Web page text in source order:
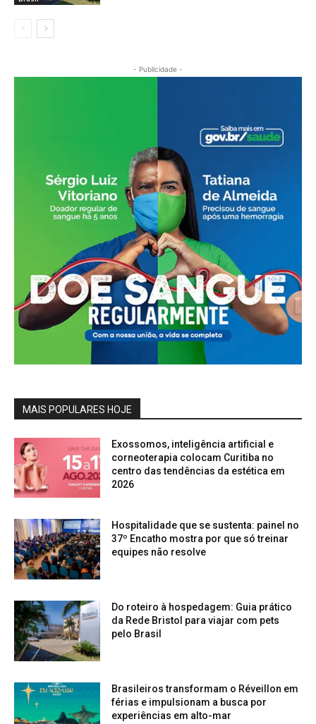
- Publicidade -
MAIS POPULARES HOJE
Exossomos, inteligência artificial e
corneoterapia colocam Curitiba no
centro das tendências da estética em
2026
Hospitalidade que se sustenta: painel no
37º Encatho mostra por que só treinar
equipes não resolve
Do roteiro à hospedagem: Guia prático
da Rede Bristol para viajar com pets
pelo Brasil
Brasileiros transformam o Réveillon em
férias e impulsionam a busca por
experiências em alto-mar